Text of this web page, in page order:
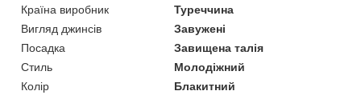
Країна виробник
Туреччина
Вигляд джинсів
Завужені
Посадка
Завищена талія
Стиль
Молодіжний
Колір
Блакитний